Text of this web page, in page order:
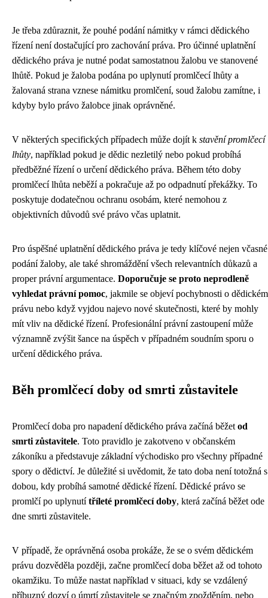
Je třeba zdůraznit, že pouhé podání námitky v rámci dědického
řízení není dostačující pro zachování práva. Pro účinné uplatnění
dědického práva je nutné podat samostatnou žalobu ve stanovené
lhůtě. Pokud je žaloba podána po uplynutí promlčecí lhůty a
žalovaná strana vznese námitku promlčení, soud žalobu zamítne, i
kdyby bylo právo žalobce jinak oprávněné.
V některých specifických případech může dojít k stavění promlčecí
lhůty, například pokud je dědic nezletilý nebo pokud probíhá
předběžné řízení o určení dědického práva. Během této doby
promlčecí lhůta neběží a pokračuje až po odpadnutí překážky. To
poskytuje dodatečnou ochranu osobám, které nemohou z
objektivních důvodů své právo včas uplatnit.
Pro úspěšné uplatnění dědického práva je tedy klíčové nejen včasné
podání žaloby, ale také shromáždění všech relevantních důkazů a
proper právní argumentace. Doporučuje se proto neprodleně
vyhledat právní pomoc, jakmile se objeví pochybnosti o dědickém
právu nebo když vyjdou najevo nové skutečnosti, které by mohly
mít vliv na dědické řízení. Profesionální právní zastoupení může
významně zvýšit šance na úspěch v případném soudním sporu o
určení dědického práva.
Běh promlčecí doby od smrti zůstavitele
Promlčecí doba pro napadení dědického práva začíná běžet od
smrti zůstavitele. Toto pravidlo je zakotveno v občanském
zákoníku a představuje základní východisko pro všechny případné
spory o dědictví. Je důležité si uvědomit, že tato doba není totožná s
dobou, kdy probíhá samotné dědické řízení. Dědické právo se
promlčí po uplynutítříleté promlčecí doby, která začíná běžet ode
dne smrti zůstavitele.
V případě, že oprávněná osoba prokáže, že se o svém dědickém
právu dozvěděla později, začne promlčecí doba běžet až od tohoto
okamžiku. To může nastat například v situaci, kdy se vzdálený
příbuzný dozví o úmrtí zůstavitele se značným zpožděním, nebo